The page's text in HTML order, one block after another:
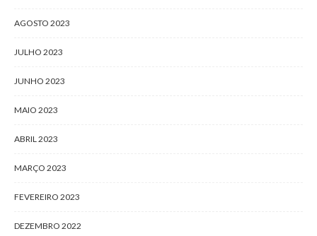
AGOSTO 2023
JULHO 2023
JUNHO 2023
MAIO 2023
ABRIL 2023
MARÇO 2023
FEVEREIRO 2023
DEZEMBRO 2022